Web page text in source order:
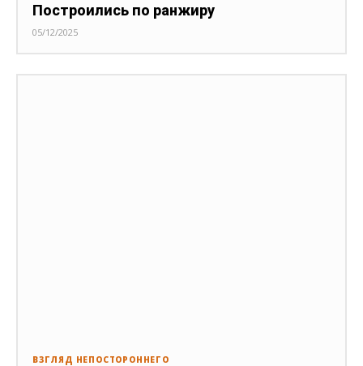
Построились по ранжиру
05/12/2025
ВЗГЛЯД НЕПОСТОРОННЕГО